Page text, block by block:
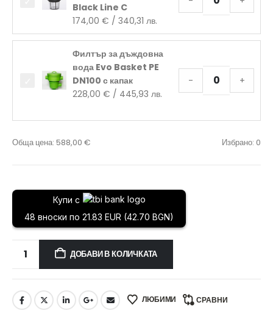
Black Line C
174,00 € / 340,31 лв.
Филтър за дъждовна
вода Evo Basket PE
DN100 с капак
228,00 € / 445,93 лв.
- +
Обща цена: 588,00 € Избрано: 0
Купи с
48 вноски по 21.83 EUR (42.70 BGN)
ДОБАВИ В КОЛИЧКАТА
ЛЮБИМИ СРАВНИ